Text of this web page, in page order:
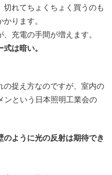
れてちょくちょく買うのも
ります。
充電の手間が増えます。
は暗い。
の捉え方なのですが、室内の
ンという日本照明工業会の
のように光の反射は期待でき